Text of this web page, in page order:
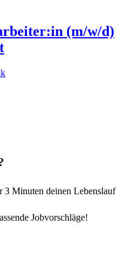
(m/w/d)
3 Minuten deinen Lebenslauf
Jobvorschläge!